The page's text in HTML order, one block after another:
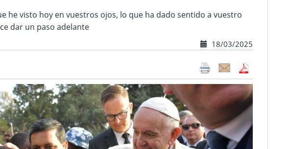
he visto hoy en vuestros ojos, lo que ha dado sentido a vuestro
dar un paso adelante
18/03/2025